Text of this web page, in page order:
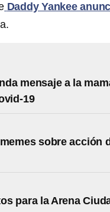
Daddy Yankee
mensaje a la
19
sobre acción
para la Arena